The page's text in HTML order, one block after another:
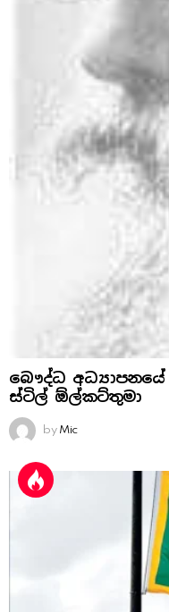
බෞද්ධ
ස්‌ටිල් ඕල්කට්‌තුමා
by Mic